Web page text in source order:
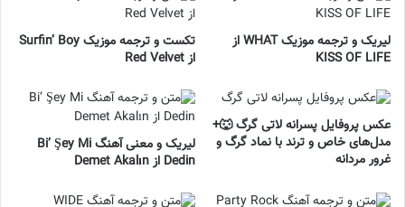
لیریک و ترجمه موزیک WHAT از
KISS OF LIFE
تکست و ترجمه موزیک Surfin’ Boy
از Red Velvet
عکس پروفایل پسرانه لاتی گرگ 🐺+
مدل‌های خاص و ترند با نماد گرگ و
غرور مردانه
لیریک و معنی آهنگ Bi’ Şey Mi
Dedin از Demet Akalın